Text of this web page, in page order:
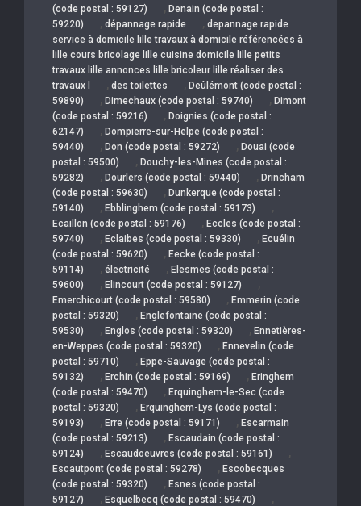
(code postal : 59127)
, Denain (code postal :
59220)
, dépannage rapide , depannage rapide
service à domicile lille travaux à domicile référencées à
lille cours bricolage lille cuisine domicile lille petits
travaux lille annonces lille bricoleur lille réaliser des
travaux l
, des toilettes , Deûlémont (code postal :
59890)
, Dimechaux (code postal : 59740) , Dimont
(code postal : 59216)
, Doignies (code postal :
62147)
, Dompierre-sur-Helpe (code postal :
59440)
, Don (code postal : 59272) , Douai (code
postal : 59500)
, Douchy-les-Mines (code postal :
59282)
, Dourlers (code postal : 59440) , Drincham
(code postal : 59630)
, Dunkerque (code postal :
59140)
, Ebblinghem (code postal : 59173) ,
Ecaillon (code postal : 59176) , Eccles (code postal :
59740)
, Eclaibes (code postal : 59330) , Ecuélin
(code postal : 59620)
, Eecke (code postal :
59114)
, électricité , Elesmes (code postal :
59600)
, Elincourt (code postal : 59127) ,
Emerchicourt (code postal : 59580) , Emmerin (code
postal : 59320)
, Englefontaine (code postal :
59530)
, Englos (code postal : 59320) , Ennetières-
en-Weppes (code postal : 59320)
, Ennevelin (code
postal : 59710)
, Eppe-Sauvage (code postal :
59132)
, Erchin (code postal : 59169) , Eringhem
(code postal : 59470)
, Erquinghem-le-Sec (code
postal : 59320)
, Erquinghem-Lys (code postal :
59193)
, Erre (code postal : 59171) , Escarmain
(code postal : 59213)
, Escaudain (code postal :
59124)
, Escaudoeuvres (code postal : 59161) ,
Escautpont (code postal : 59278) , Escobecques
(code postal : 59320)
, Esnes (code postal :
59127)
, Esquelbecq (code postal : 59470) ,